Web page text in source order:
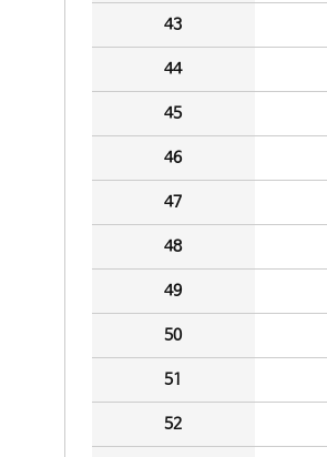
43
44
45
46
47
48
49
50
51
52